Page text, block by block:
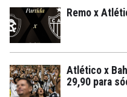
Remo x
Atlético x
29,90 para